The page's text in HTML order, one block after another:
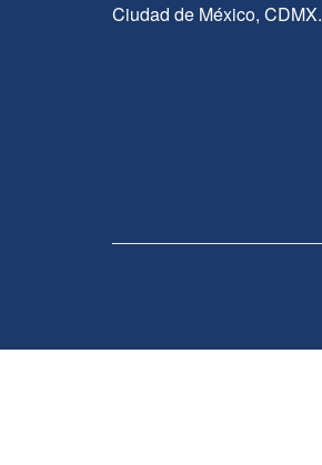
Ciudad de México, CDMX.